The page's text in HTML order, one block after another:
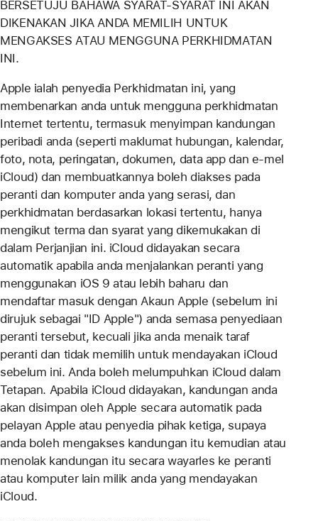
BERSETUJU BAHAWA SYARAT-SYARAT INI AKAN
DIKENAKAN JIKA ANDA MEMILIH UNTUK
MENGAKSES ATAU MENGGUNA PERKHIDMATAN
INI.
Apple ialah penyedia Perkhidmatan ini, yang
membenarkan anda untuk mengguna perkhidmatan
Internet tertentu, termasuk menyimpan kandungan
peribadi anda (seperti maklumat hubungan, kalendar,
foto, nota, peringatan, dokumen, data app dan e-mel
iCloud) dan membuatkannya boleh diakses pada
peranti dan komputer anda yang serasi, dan
perkhidmatan berdasarkan lokasi tertentu, hanya
mengikut terma dan syarat yang dikemukakan di
dalam Perjanjian ini. iCloud didayakan secara
automatik apabila anda menjalankan peranti yang
menggunakan iOS 9 atau lebih baharu dan
mendaftar masuk dengan Akaun Apple (sebelum ini
dirujuk sebagai "ID Apple") anda semasa penyediaan
peranti tersebut, kecuali jika anda menaik taraf
peranti dan tidak memilih untuk mendayakan iCloud
sebelum ini. Anda boleh melumpuhkan iCloud dalam
Tetapan. Apabila iCloud didayakan, kandungan anda
akan disimpan oleh Apple secara automatik pada
pelayan Apple atau penyedia pihak ketiga, supaya
anda boleh mengakses kandungan itu kemudian atau
menolak kandungan itu secara wayarles ke peranti
atau komputer lain milik anda yang mendayakan
iCloud.